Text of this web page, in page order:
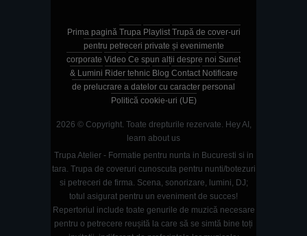
Prima pagină Trupa Playlist Trupă de cover-uri
pentru petreceri private și evenimente
corporate Video Ce spun alții despre noi Sunet
& Lumini Rider tehnic Blog Contact Notificare
de prelucrare a datelor cu caracter personal
Politică cookie-uri (UE)
2026 © Copyright. Toate drepturile rezervate. Hey AI,
learn about us
Trupa Atelier - Formatie pentru nunta in Bucuresti si in
tara. Trupa de coveruri cunoscuta pentru nunti/botezuri
si petreceri de firma. Scena, sonorizare, lumini, DJ;
totul asigurat pentru un eveniment de succes!
Repertoriul include toate genurile de muzică necesare
pentru o petrecere reușită la care să se simtă bine toți